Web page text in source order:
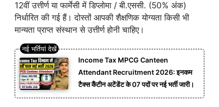
12वीं उत्तीर्ण या फार्मेसी में डिप्लोमा / बी.एससी. (50% अंक)
निर्धारित की गई हैं। दोस्तों आपकी शैक्षणिक योग्यता किसी भी
मान्यता प्राप्त संस्थान से उत्तीर्ण होनी चाहिए।
Income Tax MPCG Canteen
Attendant Recruitment 2026: इनकम
टैक्स कैंटीन अटेंडेंट के 07 पदों पर नई भर्ती जारी।